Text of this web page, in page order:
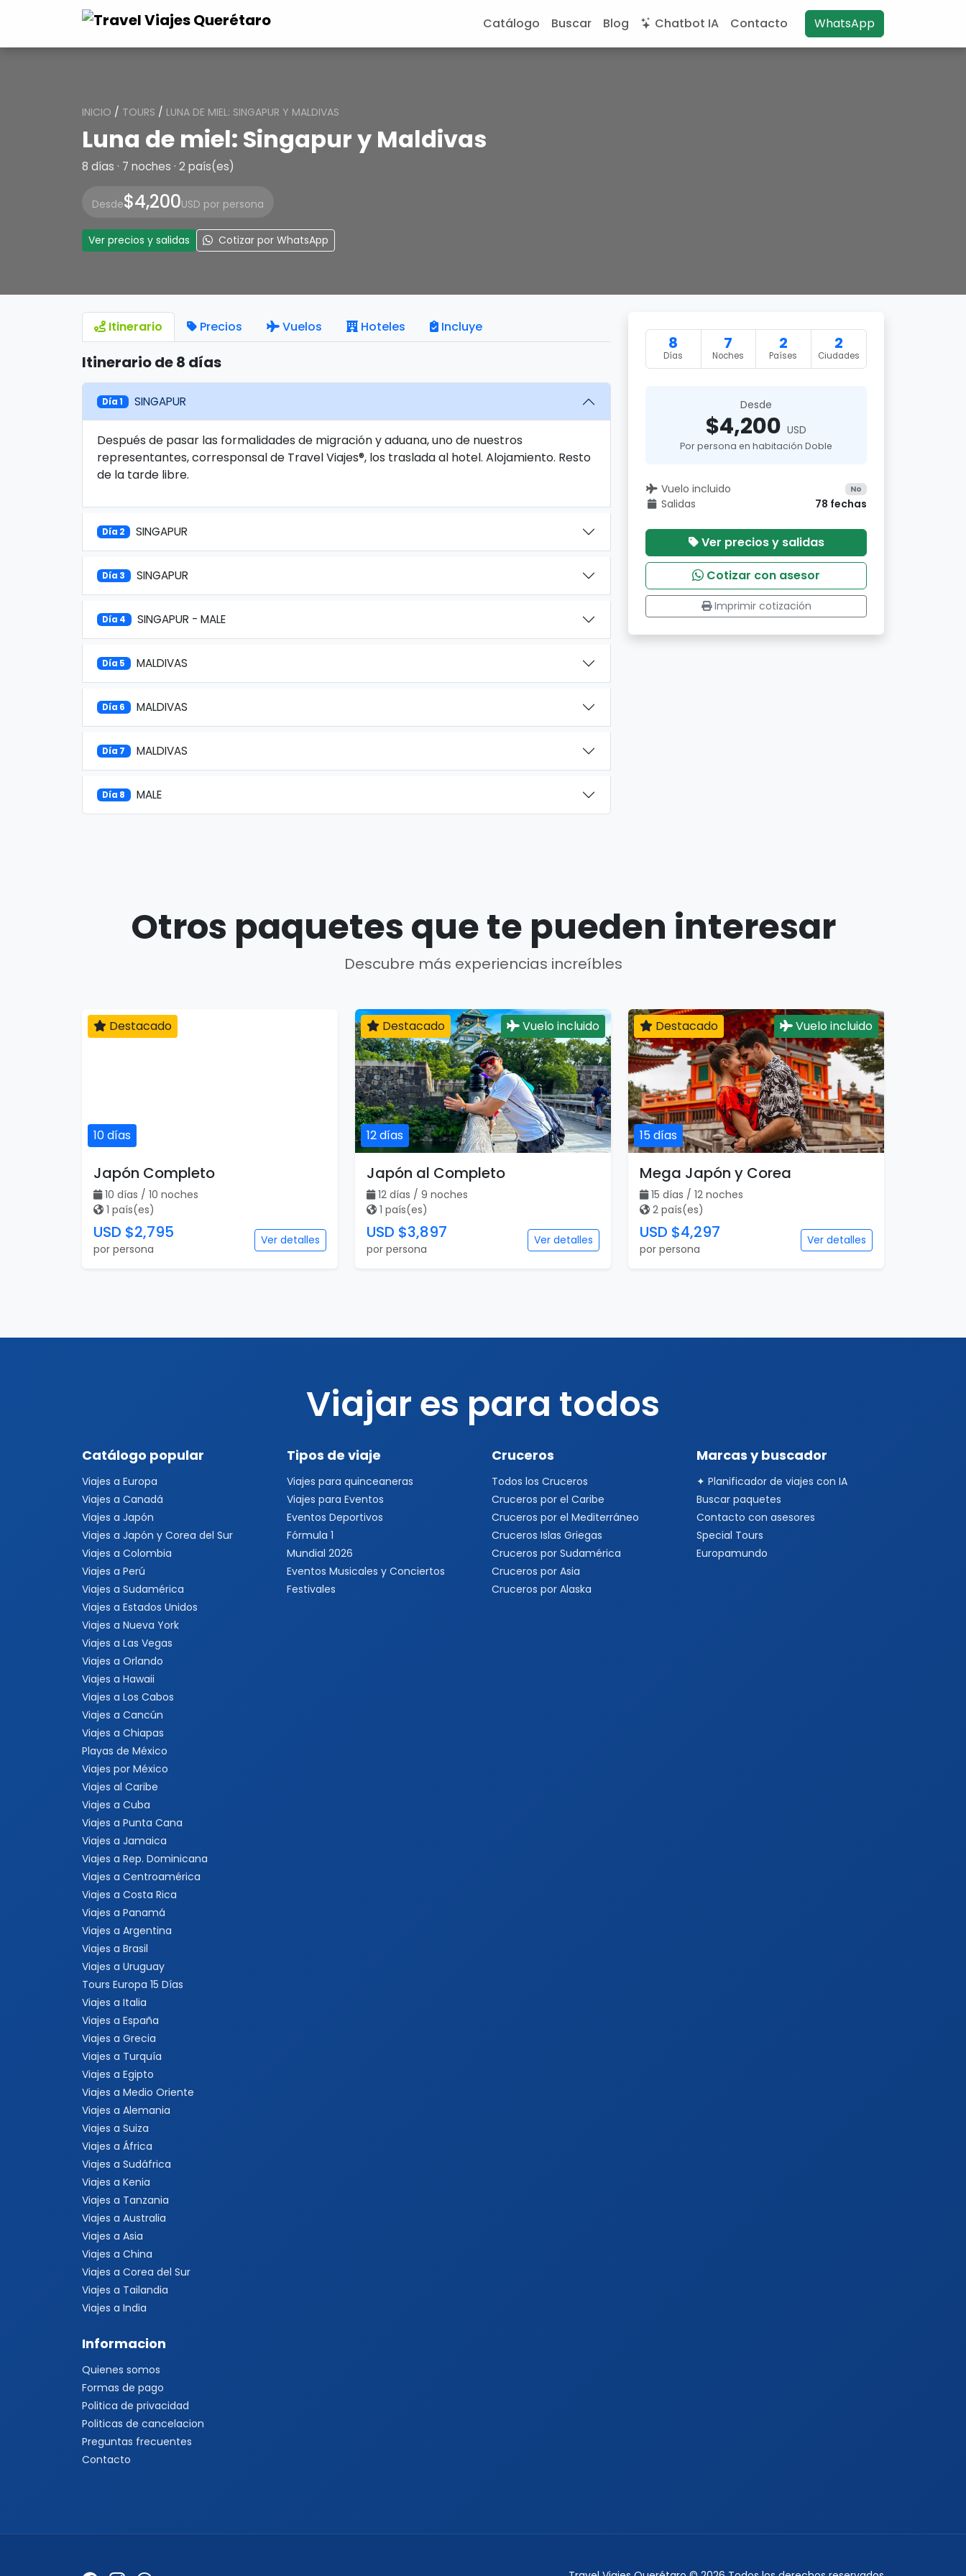
Catálogo Buscar Blog Chatbot IA Contacto WhatsApp
INICIO / TOURS / LUNA DE MIEL: SINGAPUR Y MALDIVAS
Luna de miel: Singapur y Maldivas
8 días · 7 noches · 2 país(es)
Desde$4,200USD por persona
Ver precios y salidas Cotizar por WhatsApp
Itinerario Precios Vuelos Hoteles Incluye
Itinerario de 8 días
Día 1 SINGAPUR
Después de pasar las formalidades de migración y aduana, uno de nuestros
representantes, corresponsal de Travel Viajes®, los traslada al hotel. Alojamiento. Resto
de la tarde libre.
Día 2 SINGAPUR
Día 3 SINGAPUR
Día 4 SINGAPUR - MALE
Día 5 MALDIVAS
Día 6 MALDIVAS
Día 7 MALDIVAS
Día 8 MALE
8
Días
7
Noches
2
Países
2
Ciudades
Desde
$4,200 USD
Por persona en habitación Doble
Vuelo incluido No
Salidas 78 fechas
Ver precios y salidas
Cotizar con asesor
Imprimir cotización
Otros paquetes que te pueden interesar
Descubre más experiencias increíbles
10 días
Destacado
Japón Completo
10 días / 10 noches
1 país(es)
USD $2,795
por persona
Ver detalles
12 días
Destacado Vuelo incluido
Japón al Completo
12 días / 9 noches
1 país(es)
USD $3,897
por persona
Ver detalles
15 días
Destacado Vuelo incluido
Mega Japón y Corea
15 días / 12 noches
2 país(es)
USD $4,297
por persona
Ver detalles
Viajar es para todos
Catálogo popular
Viajes a Europa
Viajes a Canadá
Viajes a Japón
Viajes a Japón y Corea del Sur
Viajes a Colombia
Viajes a Perú
Viajes a Sudamérica
Viajes a Estados Unidos
Viajes a Nueva York
Viajes a Las Vegas
Viajes a Orlando
Viajes a Hawaii
Viajes a Los Cabos
Viajes a Cancún
Viajes a Chiapas
Playas de México
Viajes por México
Viajes al Caribe
Viajes a Cuba
Viajes a Punta Cana
Viajes a Jamaica
Viajes a Rep. Dominicana
Viajes a Centroamérica
Viajes a Costa Rica
Viajes a Panamá
Viajes a Argentina
Viajes a Brasil
Viajes a Uruguay
Tours Europa 15 Días
Viajes a Italia
Viajes a España
Viajes a Grecia
Viajes a Turquía
Viajes a Egipto
Viajes a Medio Oriente
Viajes a Alemania
Viajes a Suiza
Viajes a África
Viajes a Sudáfrica
Viajes a Kenia
Viajes a Tanzania
Viajes a Australia
Viajes a Asia
Viajes a China
Viajes a Corea del Sur
Viajes a Tailandia
Viajes a India
Tipos de viaje
Viajes para quinceaneras
Viajes para Eventos
Eventos Deportivos
Fórmula 1
Mundial 2026
Eventos Musicales y Conciertos
Festivales
Cruceros
Todos los Cruceros
Cruceros por el Caribe
Cruceros por el Mediterráneo
Cruceros Islas Griegas
Cruceros por Sudamérica
Cruceros por Asia
Cruceros por Alaska
Marcas y buscador
✦ Planificador de viajes con IA
Buscar paquetes
Contacto con asesores
Special Tours
Europamundo
Informacion
Quienes somos
Formas de pago
Politica de privacidad
Politicas de cancelacion
Preguntas frecuentes
Contacto